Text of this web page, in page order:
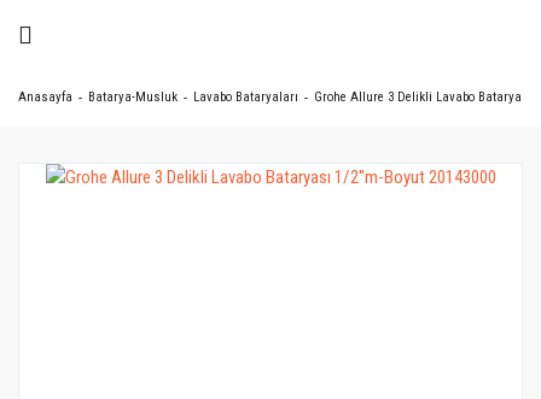
Anasayfa Batarya-Musluk Lavabo Bataryaları Grohe Allure 3 Delikli Lavabo Bataryası